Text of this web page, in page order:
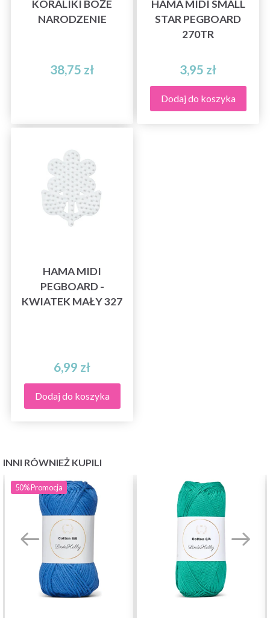
KORALIKI BOŻE
NARODZENIE
38,75 zł
HAMA MIDI SMALL
STAR PEGBOARD
270TR
3,95 zł
Dodaj do koszyka
HAMA MIDI
PEGBOARD -
KWIATEK MAŁY 327
6,99 zł
Dodaj do koszyka
INNI RÓWNIEŻ KUPILI
50%Promocja